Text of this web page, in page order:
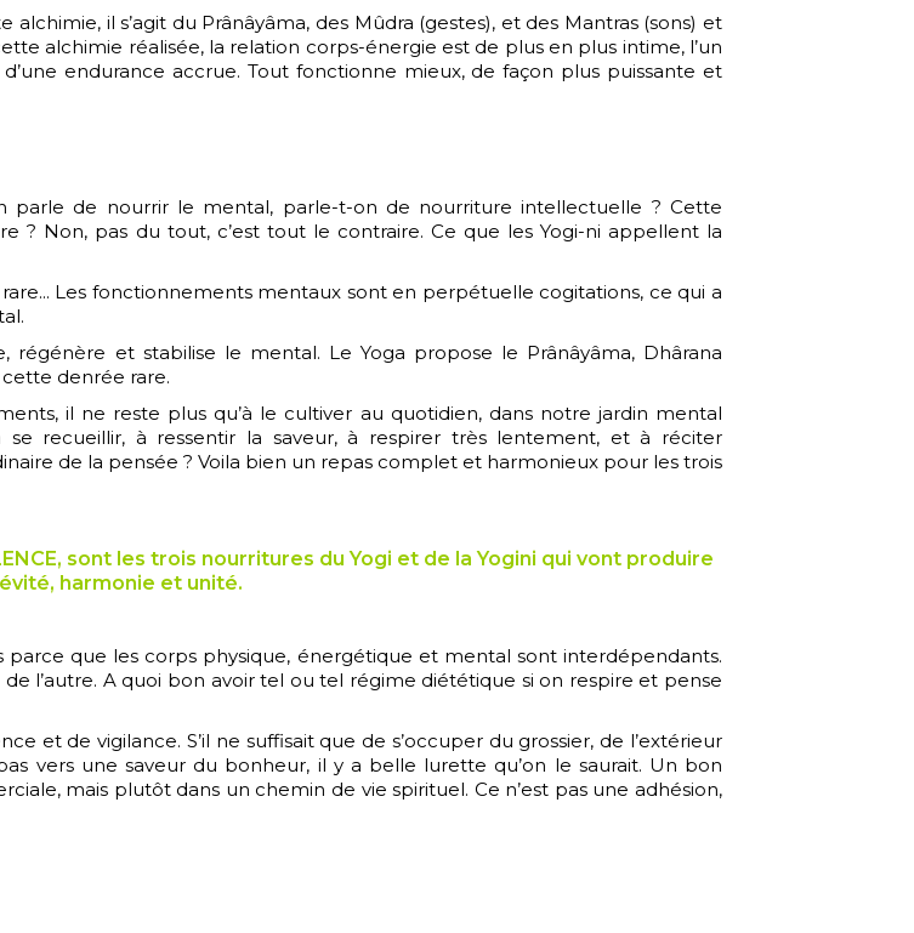
il s’agit du Prânâyâma, des Mûdra (gestes), et des Mantras (sons) et
alchimie réalisée, la relation corps-énergie est de plus en plus intime, l’un
d’une endurance accrue. Tout fonctionne mieux, de façon plus puissante et
parle de nourrir le mental, parle-t-on de nourriture intellectuelle ? Cette
? Non, pas du tout, c’est tout le contraire. Ce que les Yogi-ni appellent la
Les fonctionnements mentaux sont en perpétuelle cogitations, ce qui a
régénère et stabilise le mental. Le Yoga propose le Prânâyâma, Dhârana
denrée rare.
il ne reste plus qu’à le cultiver au quotidien, dans notre jardin mental
recueillir, à ressentir la saveur, à respirer très lentement, et à réciter
de la pensée ? Voila bien un repas complet et harmonieux pour les trois
sont les trois nourritures du Yogi et de la Yogini qui vont produire
harmonie et unité.
que les corps physique, énergétique et mental sont interdépendants.
l’autre. A quoi bon avoir tel ou tel régime diététique si on respire et pense
et de vigilance. S’il ne suffisait que de s’occuper du grossier, de l’extérieur
vers une saveur du bonheur, il y a belle lurette qu’on le saurait. Un bon
mais plutôt dans un chemin de vie spirituel. Ce n’est pas une adhésion,